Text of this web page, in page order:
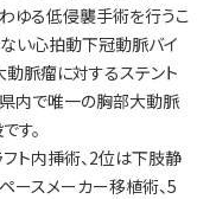
ゆる低侵襲手術を行うこ
い心拍動下冠動脈バイ
脈瘤に対するステント
内で唯一の胸部大動脈
す。
ト内挿術、2位は下肢静
ースメーカー移植術、5